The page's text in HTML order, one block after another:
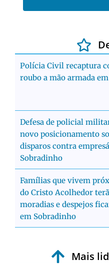
Polícia Civil recaptura
roubo a mão armada
Defesa de policial
novo posicionamento
disparos contra
Sobradinho
Famílias que vivem
do Cristo Acolhedor
moradias e despejos
em Sobradinho
Mais